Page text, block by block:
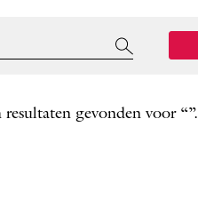
resultaten gevonden voor “”.